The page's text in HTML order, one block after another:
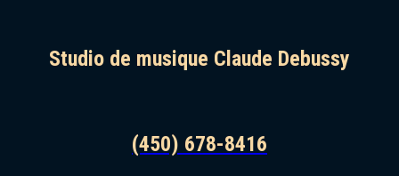
Studio de musique Claude Debussy
(450) 678-8416